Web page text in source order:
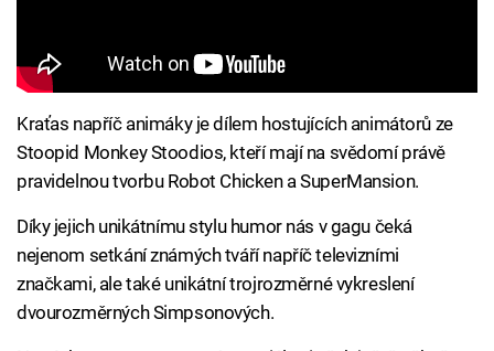
Kraťas napříč animáky je dílem hostujících animátorů ze
Stoopid Monkey Stoodios, kteří mají na svědomí právě
pravidelnou tvorbu Robot Chicken a SuperMansion.
Díky jejich unikátnímu stylu humor nás v gagu čeká
nejenom setkání známých tváří napříč televizními
značkami, ale také unikátní trojrozměrné vykreslení
dvourozměrných Simpsonových.